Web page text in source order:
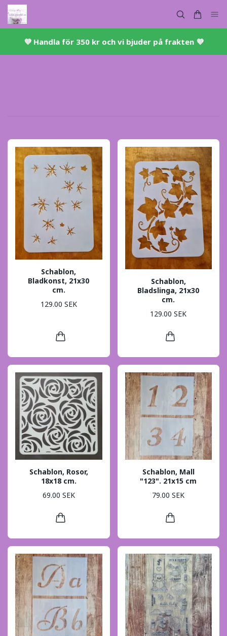
💜 ​Handla för 350 kr och vi bjuder på frakten 💜​
Schablon,
Bladkonst, 21x30
cm.
129.00 SEK
Schablon,
Bladslinga, 21x30
cm.
129.00 SEK
Schablon, Rosor,
18x18 cm.
69.00 SEK
Schablon, Mall
"123". 21x15 cm
79.00 SEK